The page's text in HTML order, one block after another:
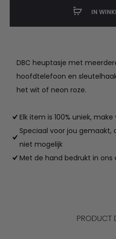
DBC heuptasje met
hoofdtelefoon en
het wit of neon roze.
Elk item is 100% uniek,
Speciaal voor jou gemaakt,
niet mogelijk
Met de hand bedrukt in ons
IN
PRODUCT